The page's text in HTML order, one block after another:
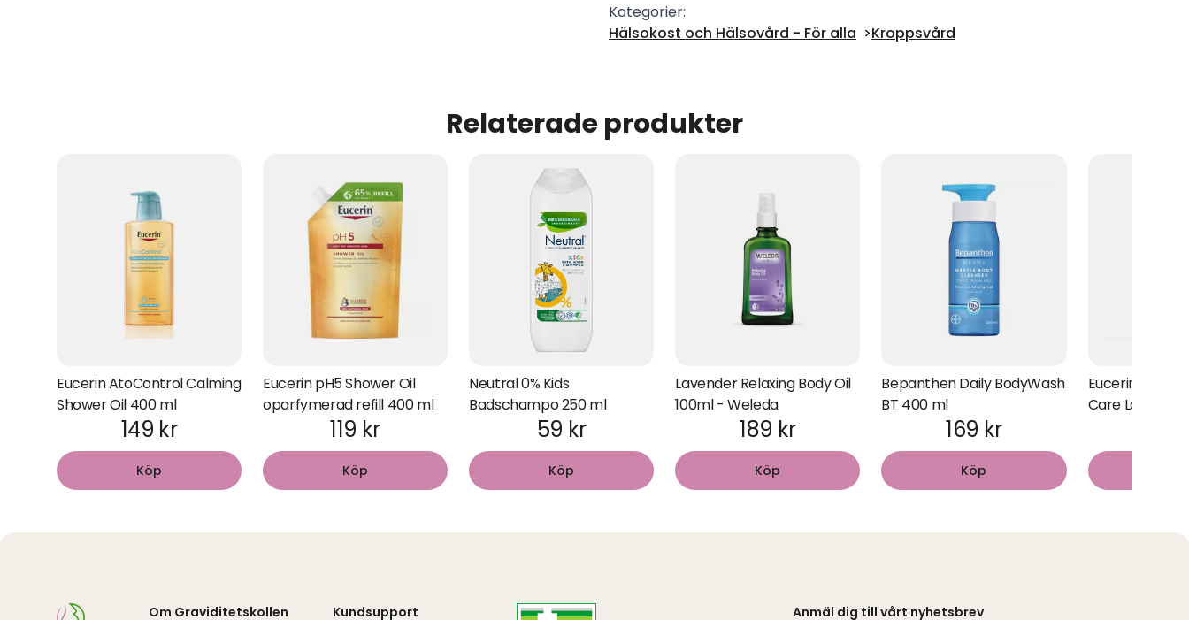
Kategorier:
Hälsokost och Hälsovård - För alla
Kroppsvård
Relaterade produkter
Eucerin AtoControl Calming
Shower Oil 400 ml
149 kr
Köp
Eucerin pH5 Shower Oil
oparfymerad refill 400 ml
119 kr
Köp
Neutral 0% Kids
Badschampo 250 ml
59 kr
Köp
Lavender Relaxing Body Oil
100ml - Weleda
189 kr
Köp
Bepanthen Daily BodyWash
BT 400 ml
169 kr
Köp
Eucerin
Care Lotion
Om Graviditetskollen Kundsupport Anmäl dig till vårt nyhetsbrev